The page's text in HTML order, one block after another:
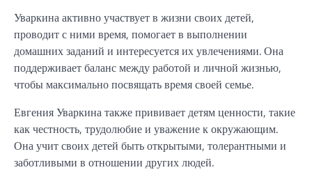
Уваркина активно участвует в жизни своих детей,
проводит с ними время, помогает в выполнении
домашних заданий и интересуется их увлечениями. Она
поддерживает баланс между работой и личной жизнью,
чтобы максимально посвящать время своей семье.
Евгения Уваркина также прививает детям ценности, такие
как честность, трудолюбие и уважение к окружающим.
Она учит своих детей быть открытыми, толерантными и
заботливыми в отношении других людей.